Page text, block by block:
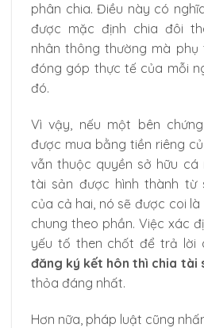
phân chia. Điều này có
được mặc định chia đôi
nhân thông thường mà
đóng góp thực tế của mỗi
đó.
Vì vậy, nếu một bên
được mua bằng tiền riêng
vẫn thuộc quyền sở hữu cá
tài sản được hình thành từ
của cả hai, nó sẽ được coi
chung theo phần. Việc xác
yếu tố then chốt để trả lời
đăng ký kết hôn thì chia tài
thỏa đáng nhất.
Hơn nữa, pháp luật cũng